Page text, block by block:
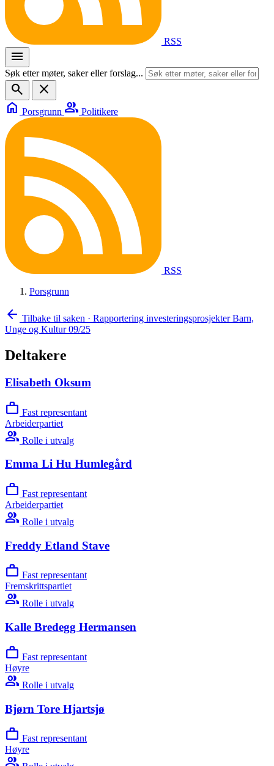
RSS
menu
Søk etter møter, saker eller forslag...
search
close
home Porsgrunn group Politikere
RSS
Porsgrunn
arrow_back Tilbake til saken · Rapportering investeringsprosjekter Barn,
Unge og Kultur 09/25
Deltakere
Elisabeth Oksum
work Fast representant
Arbeiderpartiet
group Rolle i utvalg
Emma Li Hu Humlegård
work Fast representant
Arbeiderpartiet
group Rolle i utvalg
Freddy Etland Stave
work Fast representant
Fremskrittspartiet
group Rolle i utvalg
Kalle Bredegg Hermansen
work Fast representant
Høyre
group Rolle i utvalg
Bjørn Tore Hjartsjø
work Fast representant
Høyre
group